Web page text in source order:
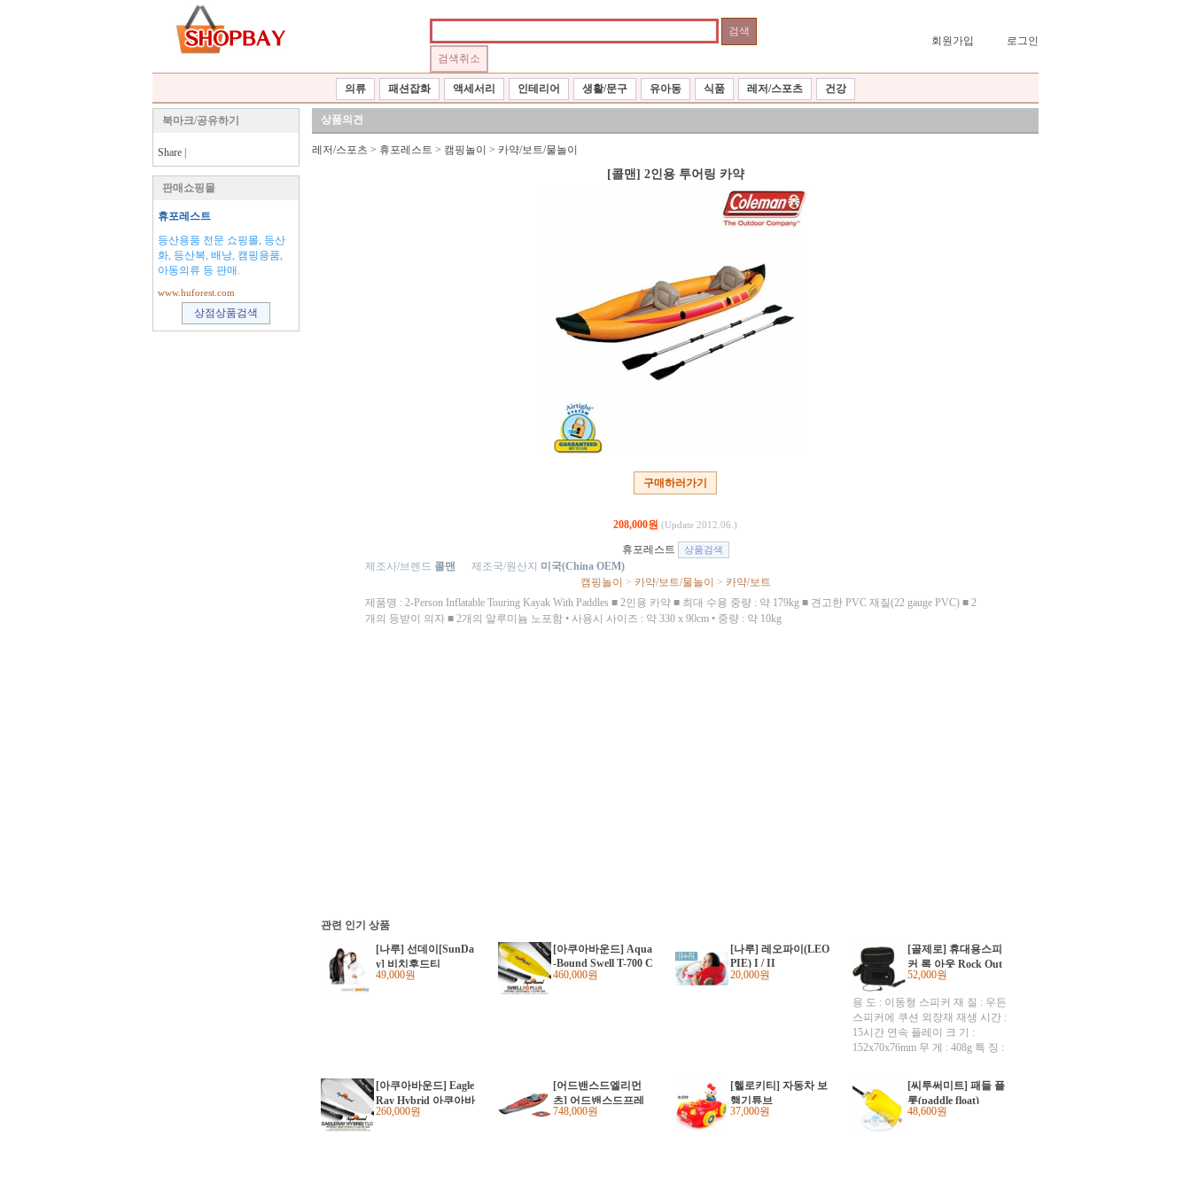
회원가입 로그인
의류 패션잡화 액세서리 인테리어 생활/문구 유아동 식품 레저/스포츠 건강
북마크/공유하기
Share
판매쇼핑몰
휴포레스트
등산용품 전문 쇼핑몰, 등산
화, 등산복, 배낭, 캠핑용품,
아동의류 등 판매.
www.huforest.com
상품의견
레저/스포츠 > 휴포레스트 > 캠핑놀이 > 카약/보트/물놀이
[콜맨] 2인용 투어링 카약
구매하러가기
208,000원 (Update 2012.06.)
휴포레스트
제조사/브렌드 콜맨 제조국/원산지 미국(China OEM)
캠핑놀이
> 카약/보트/물놀이 > 카약/보트
제품명 : 2-Person Inflatable Touring Kayak With Paddles ■ 2인용 카약 ■ 최대 수용 중량 : 약 179kg ■ 견고한 PVC 재질(22 gauge PVC) ■ 2
개의 등받이 의자 ■ 2개의 알루미늄 노포함 • 사용시 사이즈 : 약 330 x 90cm • 중량 : 약 10kg
관련 인기 상품
[나루] 선데이[SunDa
y] 비치후드티
49,000원
[아쿠아바운드] Aqua
-Bound Swell T-700 C
arbon Plus Shaft(225-
460,000원
[나루] 레오파이(LEO
PIE) I / II
20,000원
[골제로] 휴대용스피
커 록 아웃 Rock Out
Portable Speaker #6
52,000원
용 도 : 이동형 스피커 재 질 : 우든
스피커에 쿠션 외장재 재생 시간 :
15시간 연속 플레이 크 기 :
152x70x76mm 무 게 : 408g 특 징 :
,5pin 스탠다드 USB케이블, 일체형
손목스트랩, 일체형 3.5mm 오디오
output 그린 옐로우 블루 레드 오렌
지 핑크 Share Music Anywhere. Hit
[아쿠아바운드] Eagle
Ray Hybrid 아쿠아바
운드 이글레이 하이
260,000원
[어드밴스드엘리먼
츠] 어드밴스드프레
임 카약(AdvancedFra
748,000원
[헬로키티] 자동차 보
행기튜브
37,000원
[씨투써미트] 패들 플
롯(paddle float)
48,600원